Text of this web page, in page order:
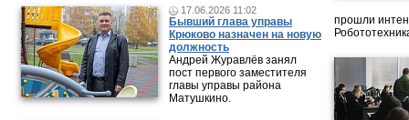
17.06.2026 11:02
Бывший глава управы
Крюково назначен на новую
должность
Андрей Журавлёв занял
пост первого заместителя
главы управы района
Матушкино.
прошли